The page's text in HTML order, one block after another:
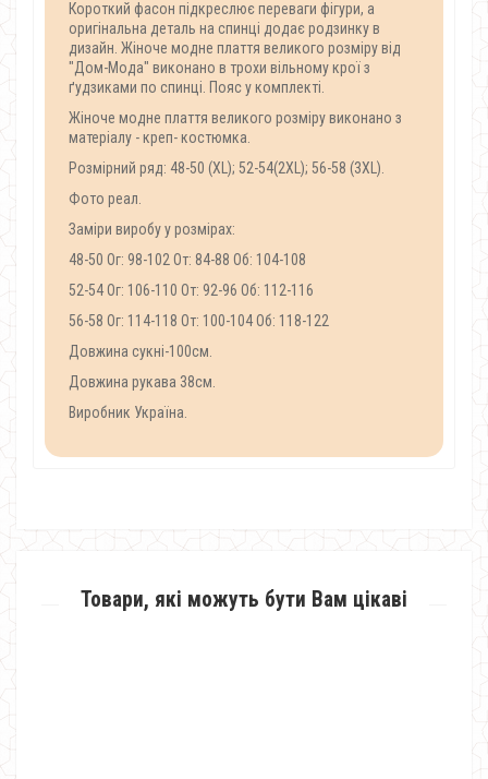
Короткий фасон підкреслює переваги фігури, а
оригінальна деталь на спинці додає родзинку в
дизайн. Жіноче модне плаття великого розміру від
"Дом-Мода" виконано в трохи вільному крої з
ґудзиками по спинці. Пояс у комплекті.
Жіноче модне плаття великого розміру виконано з
матеріалу - креп- костюмка.
Розмірний ряд: 48-50 (XL); 52-54(2XL); 56-58 (3XL).
Фото реал.
Заміри виробу у розмірах:
48-50 Ог: 98-102 От: 84-88 Об: 104-108
52-54 Ог: 106-110 От: 92-96 Об: 112-116
56-58 Ог: 114-118 От: 100-104 Об: 118-122
Довжина сукні-100см.
Довжина рукава 38см.
Виробник Україна.
Товари, які можуть бути Вам цікаві